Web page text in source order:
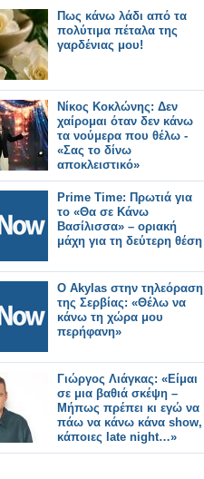
Πως κάνω λάδι από τα
πολύτιμα πέταλα της
γαρδένιας μου!
Νίκος Κοκλώνης: Δεν
χαίρομαι όταν δεν κάνω
τα νούμερα που θέλω -
«Σας το δίνω
αποκλειστικό»
Prime Time: Πρωτιά για
το «Θα σε Κάνω
Βασίλισσα» – οριακή
μάχη για τη δεύτερη θέση
Ο Akylas στην τηλεόραση
της Σερβίας: «Θέλω να
κάνω τη χώρα μου
περήφανη»
Γιώργος Λιάγκας: «Είμαι
σε μια βαθιά σκέψη –
Mήπως πρέπει κι εγώ να
πάω να κάνω κάνα show,
κάποιες late night…»